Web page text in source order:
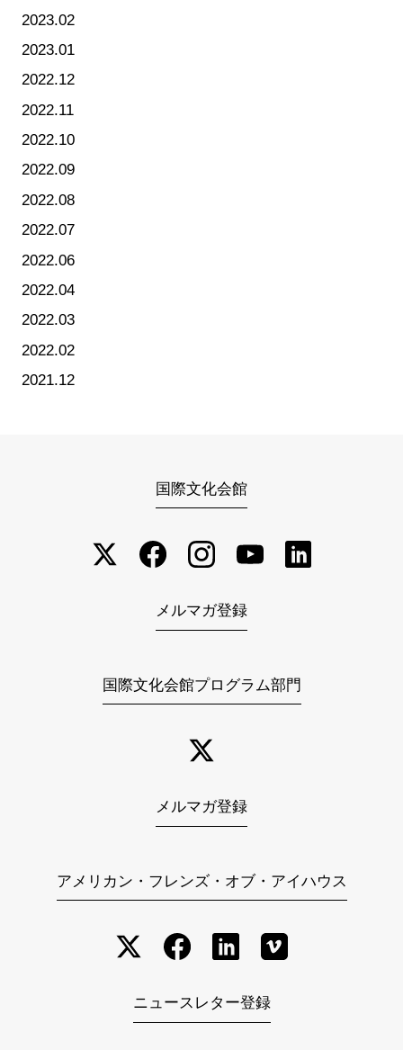
2023.02
2023.01
2022.12
2022.11
2022.10
2022.09
2022.08
2022.07
2022.06
2022.04
2022.03
2022.02
2021.12
国際文化会館
メルマガ登録
国際文化会館プログラム部門
メルマガ登録
アメリカン・フレンズ・オブ・アイハウス
ニュースレター登録